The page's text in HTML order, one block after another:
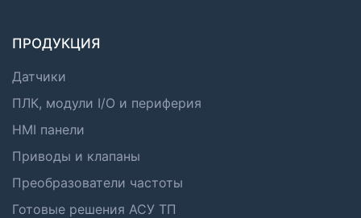
ПРОДУКЦИЯ
Датчики
ПЛК, модули I/O и периферия
HMI панели
Приводы и клапаны
Преобразователи частоты
Готовые решения АСУ ТП